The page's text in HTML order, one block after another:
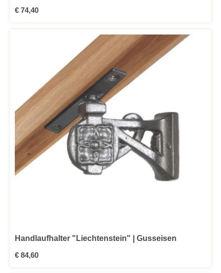
Regulärer Preis:
€ 74,40
Handlaufhalter "Liechtenstein" | Gusseisen
Regulärer Preis:
€ 84,60